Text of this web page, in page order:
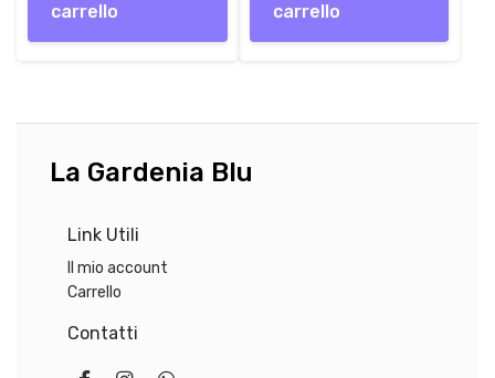
carrello
carrello
La Gardenia Blu
Link Utili
Il mio account
Carrello
Contatti